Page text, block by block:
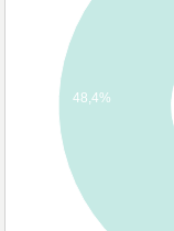
48,4%